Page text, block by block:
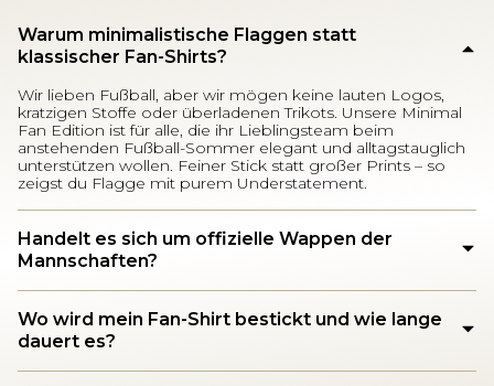
Warum minimalistische Flaggen statt
klassischer Fan-Shirts?
Wir lieben Fußball, aber wir mögen keine lauten Logos,
kratzigen Stoffe oder überladenen Trikots. Unsere Minimal
Fan Edition ist für alle, die ihr Lieblingsteam beim
anstehenden Fußball-Sommer elegant und alltagstauglich
unterstützen wollen. Feiner Stick statt großer Prints – so
zeigst du Flagge mit purem Understatement.
Handelt es sich um offizielle Wappen der
Mannschaften?
Wo wird mein Fan-Shirt bestickt und wie lange
dauert es?